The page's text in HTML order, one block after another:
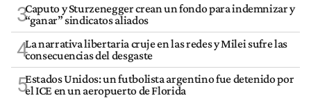
3Caputo y Sturzenegger crean un fondo para indemnizar y
“ganar” sindicatos aliados
4La narrativa libertaria cruje en las redes y Milei sufre las
consecuencias del desgaste
5Estados Unidos: un futbolista argentino fue detenido por
el ICE en un aeropuerto de Florida